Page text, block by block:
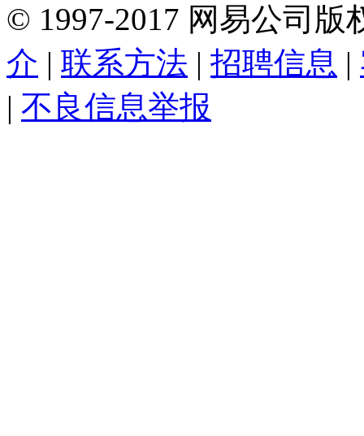
© 1997-2017 网易公司版
介 | 联系方法 | 招聘信息 |
| 不良信息举报